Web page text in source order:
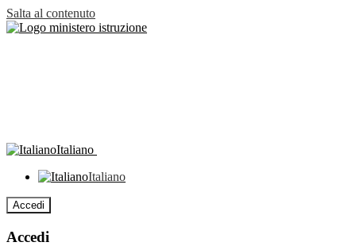
Salta al contenuto
Italiano
Italiano
Accedi
Accedi